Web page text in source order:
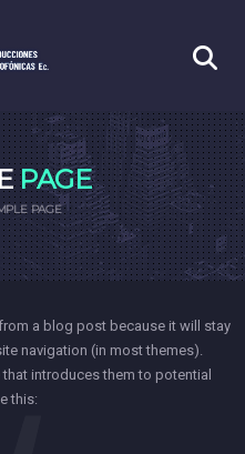
PAGE
PAGE
a blog post because it will stay
navigation (in most themes).
introduces them to potential
this: